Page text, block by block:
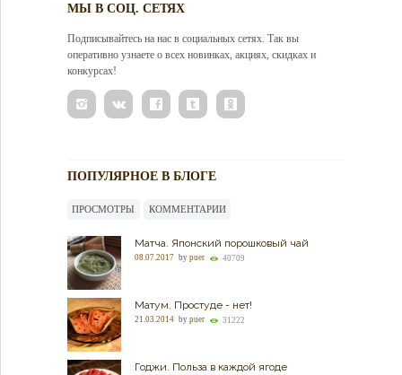
МЫ В СОЦ. СЕТЯХ
Подписывайтесь на нас в социальных сетях. Так вы
оперативно узнаете о всех новинках, акциях, скидках и
конкурсах!
ПОПУЛЯРНОЕ В БЛОГЕ
ПРОСМОТРЫ КОММЕНТАРИИ
Матча. Японский порошковый чай
08.07.2017 by puer 40709
Матум. Простуде - нет!
21.03.2014 by puer 31222
Годжи. Польза в каждой ягоде